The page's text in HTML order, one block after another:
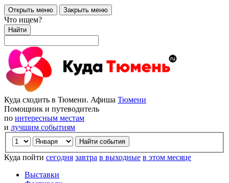
Открыть меню Закрыть меню
Что ищем?
Найти
Куда сходить в Тюмени. Афиша Тюмени
Помощник и путеводитель
по интересным местам
и лучшим событиям
Куда пойти сегодня завтра в выходные в этом месяце
Выставки